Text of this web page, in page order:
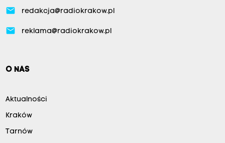
email redakcja@radiokrakow.pl
email reklama@radiokrakow.pl
O NAS
Aktualności
Kraków
Tarnów